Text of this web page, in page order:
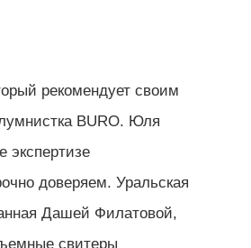
рекомендует своим
BURO. Юля
экспертизе
доверяем. Уральская
Дашей Филатовой,
свитеры